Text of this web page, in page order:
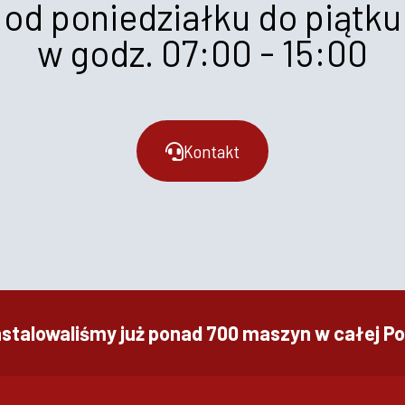
od poniedziałku do piątku
w godz. 07:00 - 15:00
Kontakt
już ponad 700 maszyn w całej